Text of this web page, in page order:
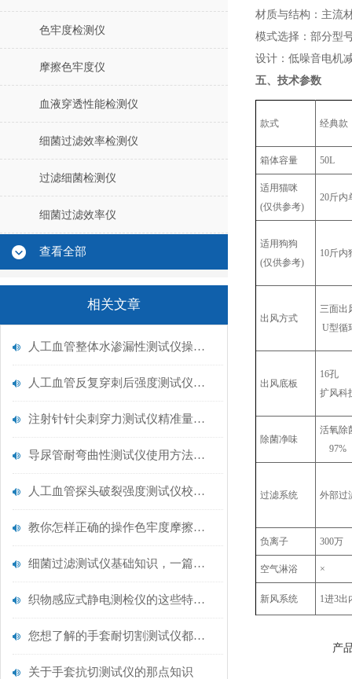
色牢度检测仪
摩擦色牢度仪
血液穿透性能检测仪
细菌过滤效率检测仪
过滤细菌检测仪
细菌过滤效率仪
查看全部
相关文章
人工血管整体水渗漏性测试仪操作中最容易出错的步骤
人工血管反复穿刺后强度测试仪是什么？透析患者的“生命管“质量靠它把关！
注射针针尖刺穿力测试仪精准量化针尖锋利度，构筑临床安全防线
导尿管耐弯曲性测试仪使用方法与操作规范
人工血管探头破裂强度测试仪校准规范：精准赋能医疗安全的技术基准
教你怎样正确的操作色牢度摩擦测试机
细菌过滤测试仪基础知识，一篇搞定
织物感应式静电测检仪的这些特点很少有人都知道
您想了解的手套耐切割测试仪都在这里了
关于手套抗切测试仪的那点知识
材质与结构‌：主流
模式选择‌：部分型
设计‌：低噪音电机
五、技术参数
款式 经典款
箱体容量 50L
适用猫咪
(仅供参考)
20斤内
适用狗狗
(仅供参考)
10斤内
出风方式
三面出
U型循
出风底板
扩风科
除菌净味
活氧除
97%
过滤系统 外部过
负离子 300万
空气淋浴 ×
新风系统 1进3出
产